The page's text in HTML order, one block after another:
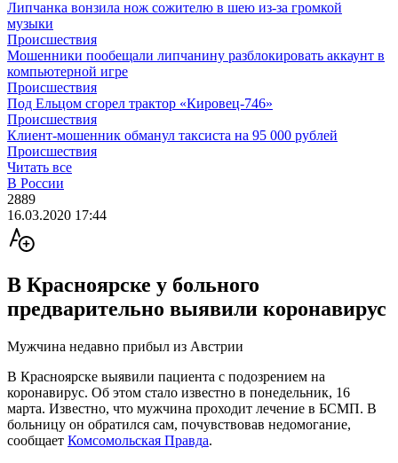
Липчанка вонзила нож сожителю в шею из-за громкой
музыки
Происшествия
Мошенники пообещали липчанину разблокировать аккаунт в
компьютерной игре
Происшествия
Под Ельцом сгорел трактор «Кировец-746»
Происшествия
Клиент-мошенник обманул таксиста на 95 000 рублей
Происшествия
Читать все
В России
2889
16.03.2020 17:44
В Красноярске у больного
предварительно выявили коронавирус
Мужчина недавно прибыл из Австрии
В Красноярске выявили пациента с подозрением на
коронавирус. Об этом стало известно в понедельник, 16
марта. Известно, что мужчина проходит лечение в БСМП. В
больницу он обратился сам, почувствовав недомогание,
сообщает Комсомольская Правда.